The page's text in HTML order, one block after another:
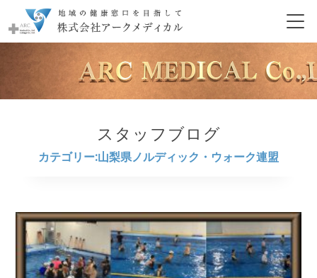
スタッフブログ
カテゴリー:山梨県ノルディック・ウォーク連盟